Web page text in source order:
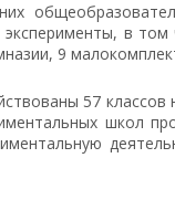
в том
9
57 классов
школ